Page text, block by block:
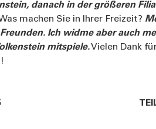
danach in der größeren
machen Sie in Ihrer Freizeit?
Ich widme aber auch
mitspiele.Vielen Dank